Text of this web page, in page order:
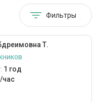
Фильтры
Т.
1 год
час